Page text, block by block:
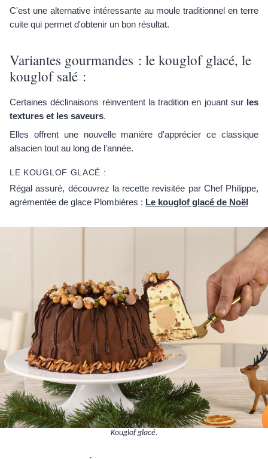
C'est une alternative intéressante au moule traditionnel en terre
cuite qui permet d'obtenir un bon résultat.
Variantes gourmandes : le kouglof glacé, le
kouglof salé :
Certaines déclinaisons réinventent la tradition en jouant sur les
textures et les saveurs.
Elles offrent une nouvelle manière d'apprécier ce classique
alsacien tout au long de l'année.
LE KOUGLOF GLACÉ :
Régal assuré, découvrez la recette revisitée par Chef Philippe,
agrémentée de glace Plombières : Le kouglof glacé de Noël
Kouglof glacé.